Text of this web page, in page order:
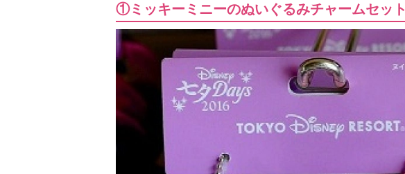
①ミッキーミニーのぬいぐるみチャームセット